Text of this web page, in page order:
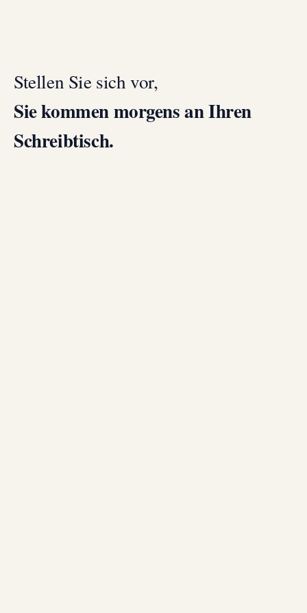
Stellen Sie sich vor,
Sie kommen morgens an Ihren
Schreibtisch.